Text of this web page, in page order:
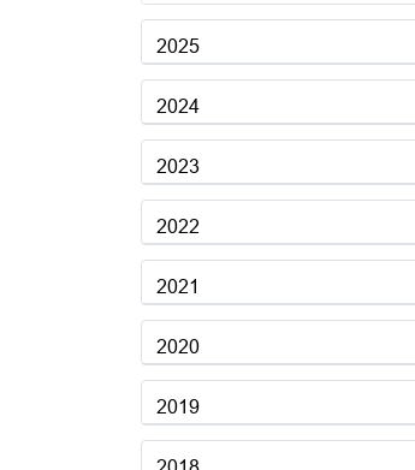
2025
2024
2023
2022
2021
2020
2019